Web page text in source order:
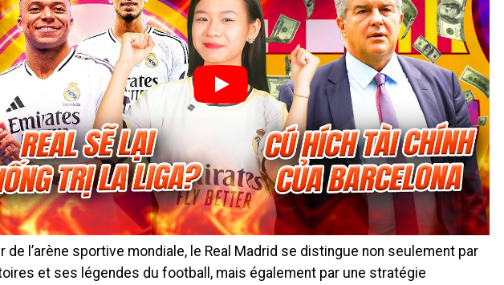
de l’arène sportive mondiale, le Real Madrid se distingue non seulement par
et ses légendes du football, mais également par une stratégie